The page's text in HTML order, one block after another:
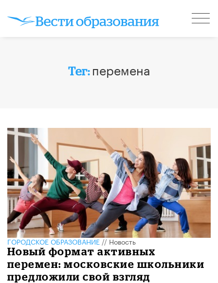
Тег: перемена
ГОРОДСКОЕ ОБРАЗОВАНИЕ//Новость
​Новый формат активных
перемен: московские школьники
предложили свой взгляд